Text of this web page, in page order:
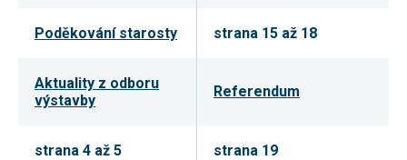
Poděkování starosty strana 15 až 18
Aktuality z odboru
výstavby
Referendum
strana 4 až 5 strana 19
technických
důvodu
individuálně